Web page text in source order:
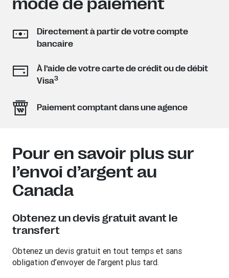
mode de paiement
Directement à partir de votre compte
bancaire
À l’aide de votre carte de crédit ou de débit
Visa3
Paiement comptant dans une agence
Pour en savoir plus sur
l’envoi d’argent au
Canada
Obtenez un devis gratuit avant le
transfert
Obtenez un devis gratuit en tout temps et sans
obligation d’envoyer de l’argent plus tard.